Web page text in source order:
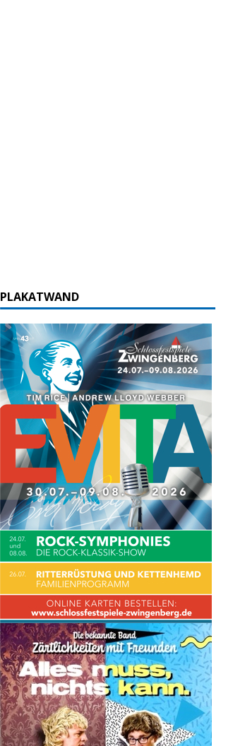
PLAKATWAND